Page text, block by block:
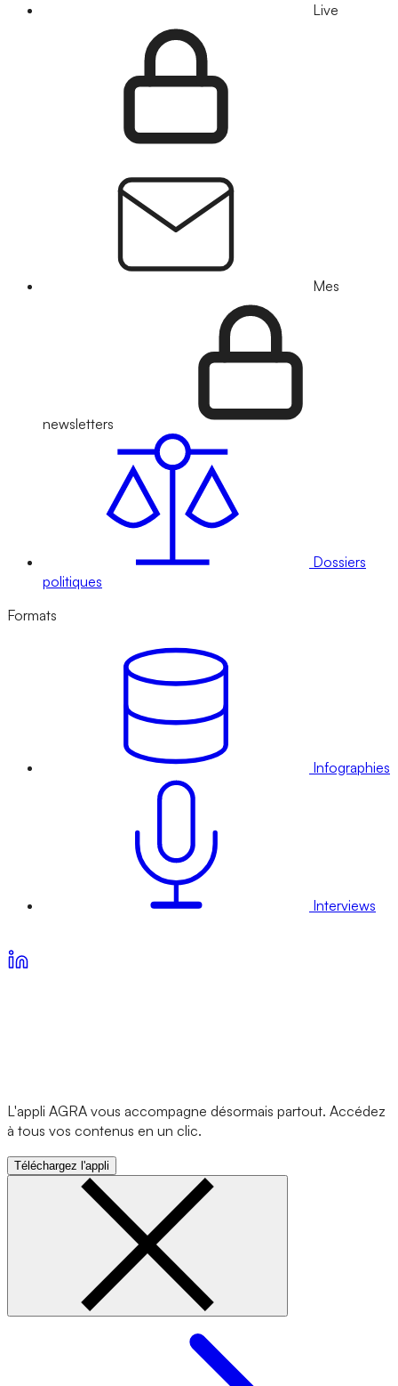
Live
Mes
newsletters
Dossiers
politiques
Formats
Infographies
Interviews
L'appli AGRA vous accompagne désormais partout. Accédez
à tous vos contenus en un clic.
Téléchargez l'appli